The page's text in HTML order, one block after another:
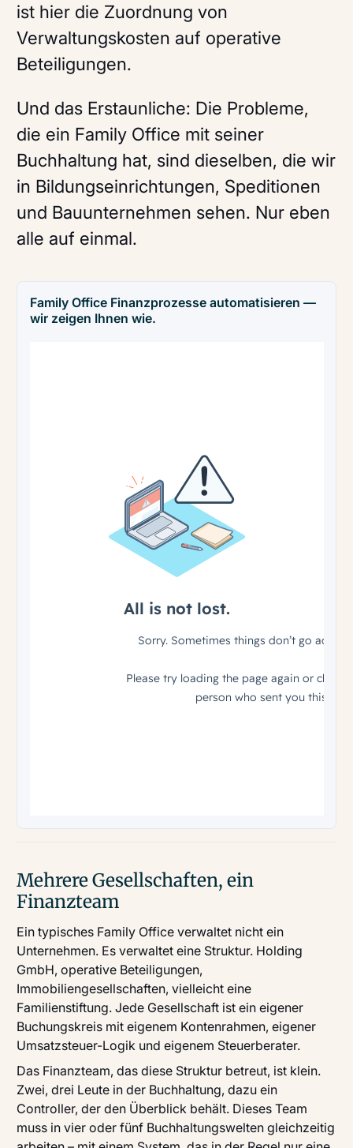
ist hier die Zuordnung von
Verwaltungskosten auf operative
Beteiligungen.
Und das Erstaunliche: Die Probleme,
die ein Family Office mit seiner
Buchhaltung hat, sind dieselben, die wir
in Bildungseinrichtungen, Speditionen
und Bauunternehmen sehen. Nur eben
alle auf einmal.
Family Office Finanzprozesse automatisieren —
wir zeigen Ihnen wie.
Mehrere Gesellschaften, ein
Finanzteam
Ein typisches Family Office verwaltet nicht ein
Unternehmen. Es verwaltet eine Struktur. Holding
GmbH, operative Beteiligungen,
Immobiliengesellschaften, vielleicht eine
Familienstiftung. Jede Gesellschaft ist ein eigener
Buchungskreis mit eigenem Kontenrahmen, eigener
Umsatzsteuer-Logik und eigenem Steuerberater.
Das Finanzteam, das diese Struktur betreut, ist klein.
Zwei, drei Leute in der Buchhaltung, dazu ein
Controller, der den Überblick behält. Dieses Team
muss in vier oder fünf Buchhaltungswelten gleichzeitig